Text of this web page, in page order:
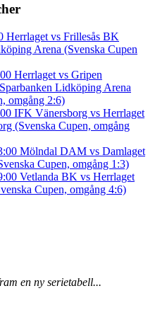
Herrlaget vs Frillesås BK
Arena (Svenska Cupen
Herrlaget vs Gripen
Sparbanken Lidköping Arena
omgång 2:6)
IFK Vänersborg vs Herrlaget
(Svenska Cupen, omgång
Mölndal DAM vs Damlaget
Cupen, omgång 1:3)
Vetlanda BK vs Herrlaget
Cupen, omgång 4:6)
en ny serietabell...